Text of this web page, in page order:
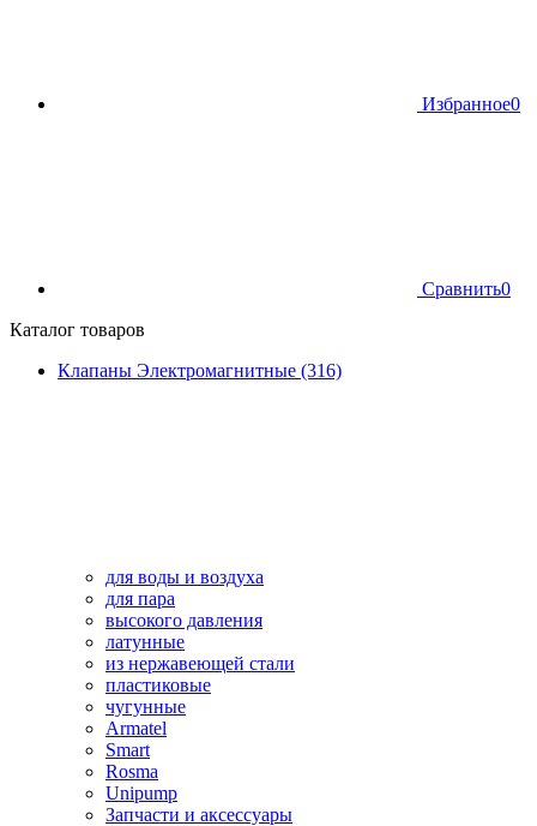
Избранное0
Сравнить0
Каталог товаров
Клапаны Электромагнитные (316)
для воды и воздуха
для пара
высокого давления
латунные
из нержавеющей стали
пластиковые
чугунные
Armatel
Smart
Rosma
Unipump
Запчасти и аксессуары